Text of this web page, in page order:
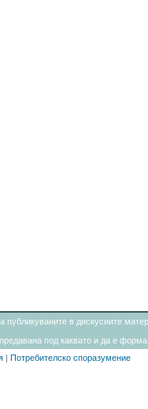
в дискусиите
под каквато и да е
| Потребителско споразумение